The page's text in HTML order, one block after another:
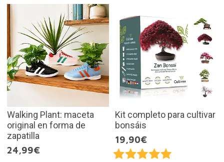
Walking Plant: maceta
original en forma de
zapatilla
24,99€
Kit completo para cultivar
bonsáis
19,90€